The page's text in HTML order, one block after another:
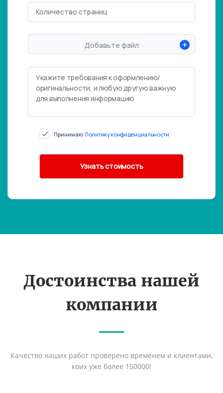
Добавьте файл +
Принимаю Политику конфиденциальности
Достоинства нашей
компании
Качество наших работ проверено временем и клиентами,
коих уже более 150000!